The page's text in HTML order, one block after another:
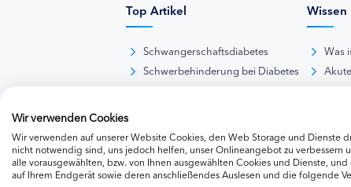
Top Artikel
Schwangerschaftsdiabetes
Schwerbehinderung bei Diabetes
Wissen
Was
Wir verwenden Cookies
Wir verwenden auf unserer Website Cookies, den Web Storage und Dienste
nicht notwendig sind, uns jedoch helfen, unser Onlineangebot zu
alle vorausgewählten, bzw. von Ihnen ausgewählten Cookies und Dienste,
auf Ihrem Endgerät sowie deren anschließendes Auslesen und die folgende